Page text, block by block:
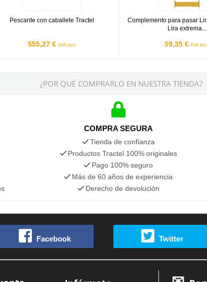
Pescante con caballete Tractel
555,27 € IVA incl.
Complemento para pasar
Lira extrema...
59,35 € IVA incl.
¿POR QUÉ COMPRARLO EN NUESTRA TIENDA?
COMPRA SEGURA
Tienda de confianza
Productos Tractel 100% originales
Pago 100% seguro
Más de 60 años de experiencia
Derecho de devolución
Facebook Twitter